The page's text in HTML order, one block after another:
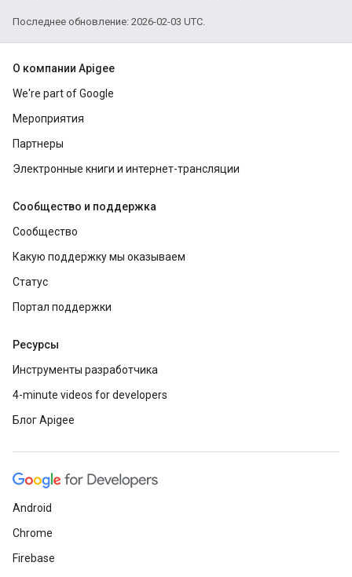
Последнее обновление: 2026-02-03 UTC.
О компании Apigee
We're part of Google
Мероприятия
Партнеры
Электронные книги и интернет-трансляции
Сообщество и поддержка
Сообщество
Какую поддержку мы оказываем
Статус
Портал поддержки
Ресурсы
Инструменты разработчика
4-minute videos for developers
Блог Apigee
Android
Chrome
Firebase